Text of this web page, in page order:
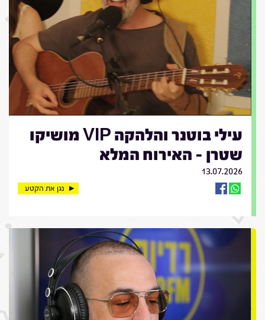
עילי בוטנר והלהקה VIP מושיקו
שטרן - האירוח המלא
13.07.2026
נגן את הקטע